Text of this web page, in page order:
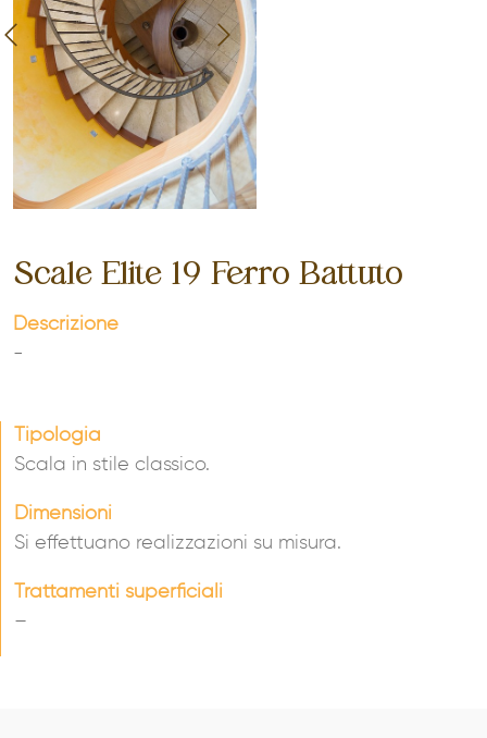
Scale Elite 19 Ferro Battuto
Descrizione
-
Tipologia
Scala in stile classico.
Dimensioni
Si effettuano realizzazioni su misura.
Trattamenti superficiali
–